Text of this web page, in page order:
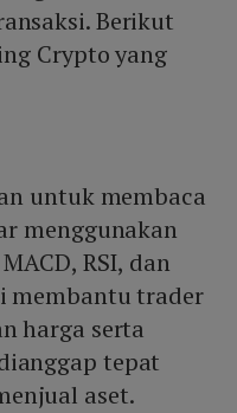
Berikut
Crypto yang
untuk membaca
menggunakan
RSI, dan
membantu trader
harga serta
tepat
aset.